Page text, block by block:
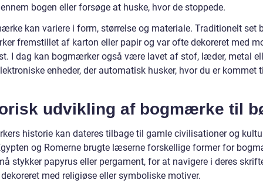
bogen eller forsøge at huske, hvor de stoppede.
kan variere i form, størrelse og materiale. Traditionelt set
fremstillet af karton eller papir og var ofte dekoreret med
I dag kan bogmærker også være lavet af stof, læder, metal
enheder, der automatisk husker, hvor du er kommet
udvikling af bogmærke til
historie kan dateres tilbage til gamle civilisationer og
og Romerne brugte læserne forskellige former for
stykker papyrus eller pergament, for at navigere i deres
med religiøse eller symboliske motiver.